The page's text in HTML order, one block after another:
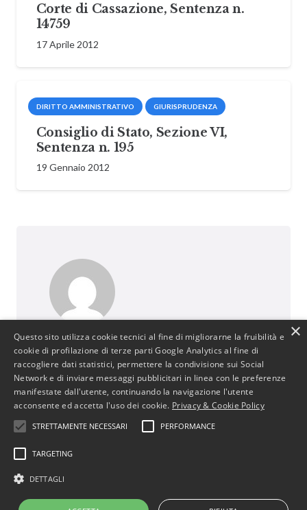
Corte di Cassazione, Sentenza n.
14759
17 Aprile 2012
DIRITTO AMMINISTRATIVO GIURISPRUDENZA
Consiglio di Stato, Sezione VI,
Sentenza n. 195
19 Gennaio 2012
BusinessJus
487 post
http://www.businessjus.com
Il mondo del Diritto cambia. È un mondo in
continua evoluzione poiché segue le
evoluzioni del suo principale artefice: l’uomo.
commerciale cambia con le evoluzioni
dell’uomo e dell’economia attraverso
concepire strumenti che rendano più
×
Questo sito utilizza cookie tecnici al fine di migliorarne la fruibilità e
cookie di profilazione di terze parti Google Analytics al fine di
raccogliere dati statistici, permettere la condivisione sui Social
Network e di inviare messaggi pubblicitari in linea con le preferenze
manifestate dall'utente, continuando la navigazione l'utente
acconsente ed accetta l'uso dei cookie. Privacy & Cookie Policy
STRETTAMENTE NECESSARI PERFORMANCE
TARGETING
DETTAGLI